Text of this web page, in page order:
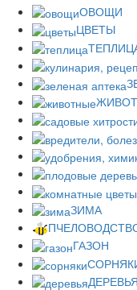
ОВОЩИ
ЦВЕТЫ
ЗИМА
ГАЗОН
ДЕРЕВЬЯ